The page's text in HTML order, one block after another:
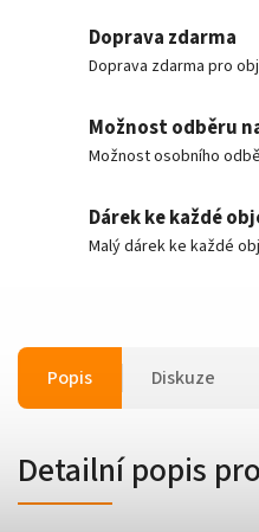
Doprava zdarma
Doprava zdarma pro
Možnost odběru
Možnost osobního
Dárek ke každé
Malý dárek ke každé
Popis Diskuze
Detailní popis